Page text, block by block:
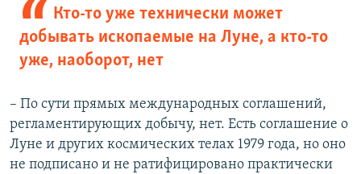
Кто-то уже технически может
добывать ископаемые на Луне, а кто-то
уже, наоборот, нет
– По сути прямых международных соглашений,
регламентирующих добычу, нет. Есть соглашение о
Луне и других космических телах 1979 года, но оно
не подписано и не ратифицировано практически